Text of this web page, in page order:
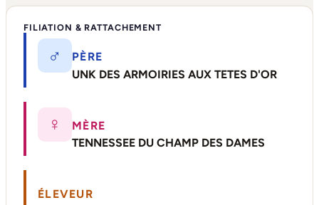
FILIATION & RATTACHEMENT
♂
PÈRE
UNK DES ARMOIRIES AUX TETES D'OR
♀
MÈRE
TENNESSEE DU CHAMP DES DAMES
ÉLEVEUR